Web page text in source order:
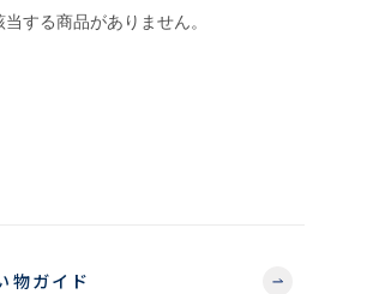
当する商品がありません。
物ガイド